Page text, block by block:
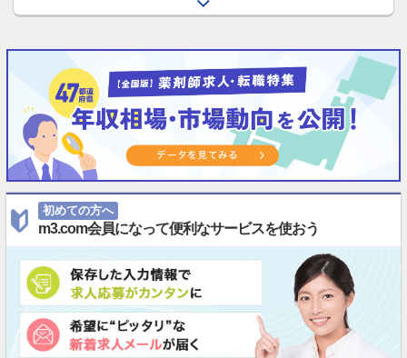
初めての方へ
m3.com会員になって便利なサービスを使おう